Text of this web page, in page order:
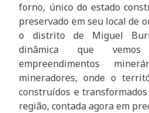
forno, único do estado
preservado em seu local de
o distrito de Miguel
dinâmica que
empreendimentos
mineradores, onde o
construídos e
região, contada agora em